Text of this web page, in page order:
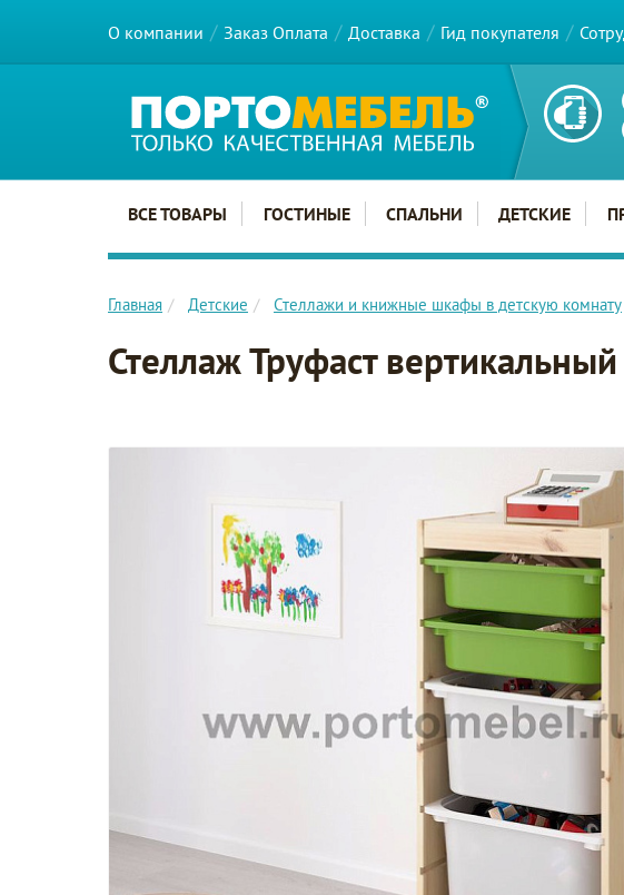
О компании Заказ Оплата Доставка Гид покупателя
Главное меню сайта
ВСЕ ТОВАРЫ ГОСТИНЫЕ СПАЛЬНИ ДЕТСКИЕ
Главная Детские Стеллажи и книжные шкафы в детскую комнату
Стеллаж Труфаст